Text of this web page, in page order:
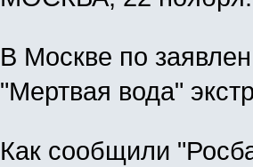
В Москве по
"Мертвая вода"
Как сообщили